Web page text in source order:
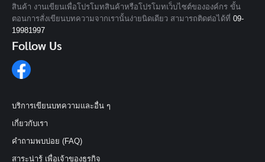
สินค้า งานเขียนเพื่อโปรโมทสินค้าหรือโปรโมทเว็บไซต์ขององค์กร ขั้น
ตอนการสั่งเขียนบทความจากเรานั้นง่ายนิดเดียว สามารถติดต่อได้ที่ 09-
19981997
Follow Us
บริการเขียนบทความและอื่น ๆ
เกี่ยวกับเรา
คำถามพบบ่อย (FAQ)
สาระน่ารู้ เพื่อเจ้าของธุรกิจ